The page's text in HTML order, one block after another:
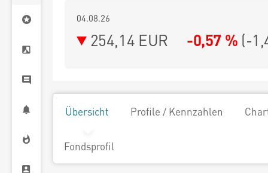
04.08.26
254,14 EUR -0,57 % (-
Übersicht Profile / Kennzahlen
Fondsprofil